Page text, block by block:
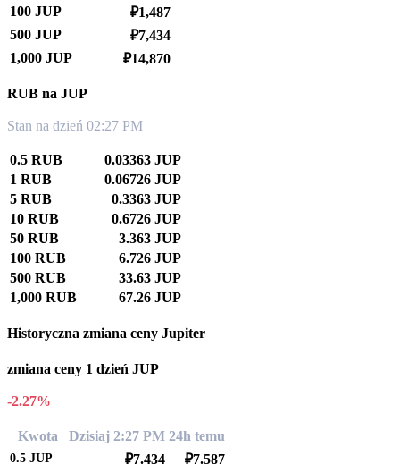
100 JUP
₽1,487
500 JUP
₽7,434
1,000 JUP
₽14,870
RUB na JUP
Stan na dzień 02:27 PM
0.5 RUB
0.03363 JUP
1 RUB
0.06726 JUP
5 RUB
0.3363 JUP
10 RUB
0.6726 JUP
50 RUB
3.363 JUP
100 RUB
6.726 JUP
500 RUB
33.63 JUP
1,000 RUB
67.26 JUP
Historyczna zmiana ceny Jupiter
zmiana ceny 1 dzień JUP
-2.27%
Kwota Dzisiaj 2:27 PM 24h temu
0.5 JUP ₽7.434 ₽7.587